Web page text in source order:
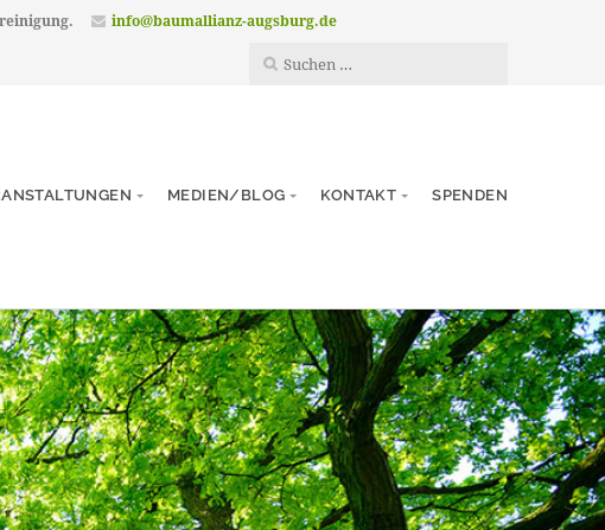
info@baumallianz-augsburg.de
MEDIEN/BLOG KONTAKT SPENDEN